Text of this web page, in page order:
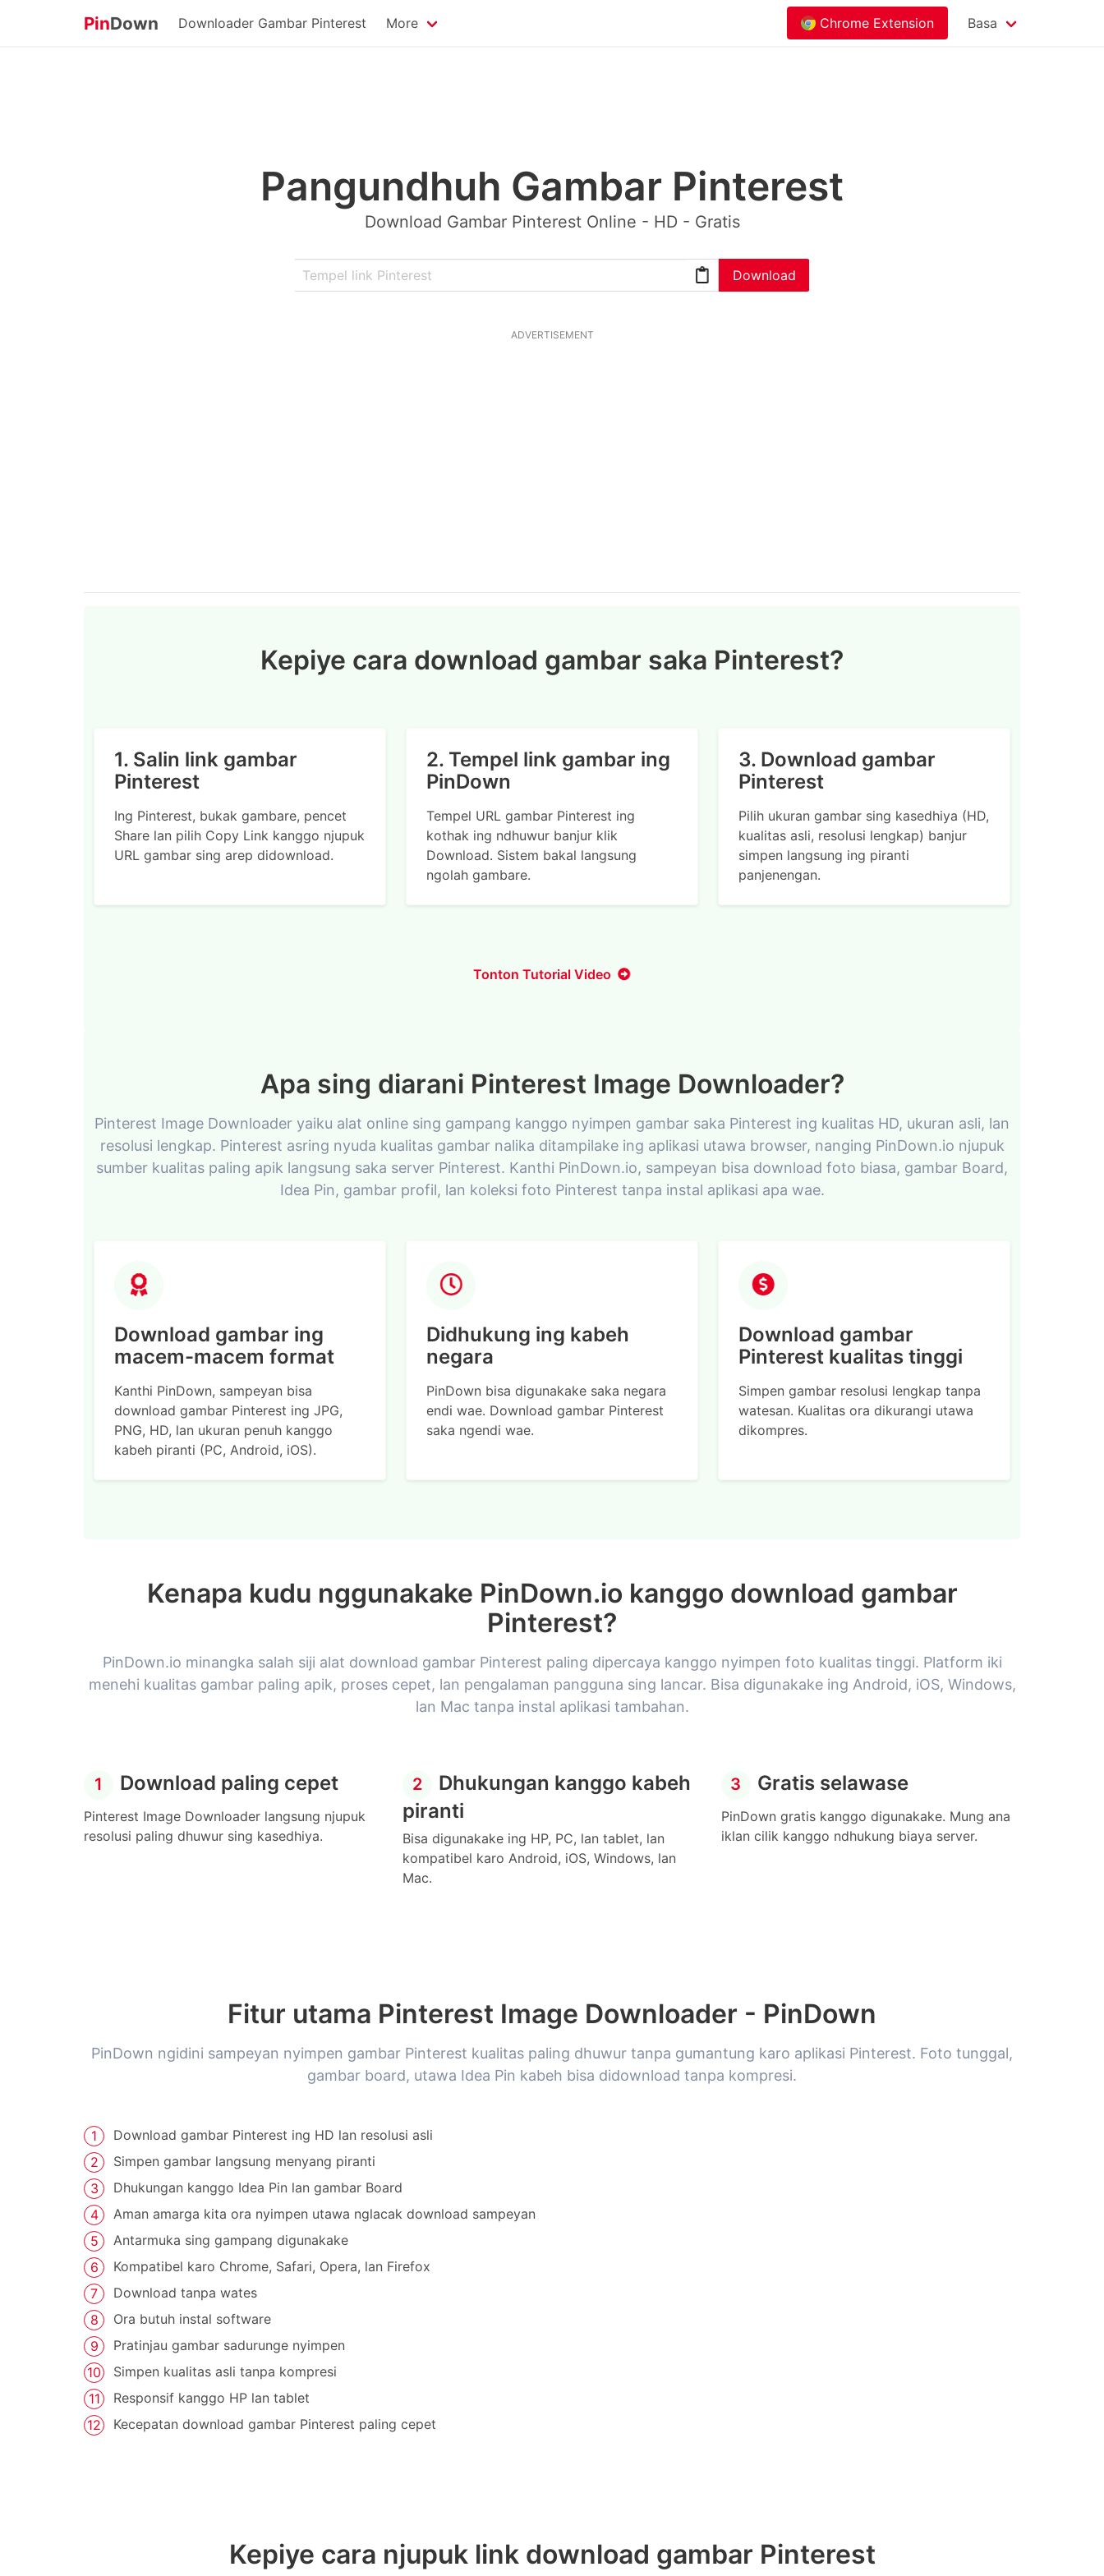
PinDown Downloader Gambar Pinterest More Chrome Extension Basa
Pangundhuh Gambar Pinterest
Download Gambar Pinterest Online - HD - Gratis
Download
ADVERTISEMENT
Kepiye cara download gambar saka Pinterest?
1. Salin link gambar
Pinterest
Ing Pinterest, bukak gambare, pencet
Share lan pilih Copy Link kanggo njupuk
URL gambar sing arep didownload.
2. Tempel link gambar ing
PinDown
Tempel URL gambar Pinterest ing
kothak ing ndhuwur banjur klik
Download. Sistem bakal langsung
ngolah gambare.
3. Download gambar
Pinterest
Pilih ukuran gambar sing kasedhiya (HD,
kualitas asli, resolusi lengkap) banjur
simpen langsung ing piranti
panjenengan.
Tonton Tutorial Video
Apa sing diarani Pinterest Image Downloader?
Pinterest Image Downloader yaiku alat online sing gampang kanggo nyimpen gambar saka Pinterest ing kualitas HD, ukuran asli, lan
resolusi lengkap. Pinterest asring nyuda kualitas gambar nalika ditampilake ing aplikasi utawa browser, nanging PinDown.io njupuk
sumber kualitas paling apik langsung saka server Pinterest. Kanthi PinDown.io, sampeyan bisa download foto biasa, gambar Board,
Idea Pin, gambar profil, lan koleksi foto Pinterest tanpa instal aplikasi apa wae.
Download gambar ing
macem-macem format
Kanthi PinDown, sampeyan bisa
download gambar Pinterest ing JPG,
PNG, HD, lan ukuran penuh kanggo
kabeh piranti (PC, Android, iOS).
Didhukung ing kabeh
negara
PinDown bisa digunakake saka negara
endi wae. Download gambar Pinterest
saka ngendi wae.
Download gambar
Pinterest kualitas tinggi
Simpen gambar resolusi lengkap tanpa
watesan. Kualitas ora dikurangi utawa
dikompres.
Kenapa kudu nggunakake PinDown.io kanggo download gambar
Pinterest?
PinDown.io minangka salah siji alat download gambar Pinterest paling dipercaya kanggo nyimpen foto kualitas tinggi. Platform iki
menehi kualitas gambar paling apik, proses cepet, lan pengalaman pangguna sing lancar. Bisa digunakake ing Android, iOS, Windows,
lan Mac tanpa instal aplikasi tambahan.
1 Download paling cepet
Pinterest Image Downloader langsung njupuk
resolusi paling dhuwur sing kasedhiya.
2
Dhukungan kanggo kabeh
piranti
Bisa digunakake ing HP, PC, lan tablet, lan
kompatibel karo Android, iOS, Windows, lan
Mac.
3 Gratis selawase
PinDown gratis kanggo digunakake. Mung ana
iklan cilik kanggo ndhukung biaya server.
Fitur utama Pinterest Image Downloader - PinDown
PinDown ngidini sampeyan nyimpen gambar Pinterest kualitas paling dhuwur tanpa gumantung karo aplikasi Pinterest. Foto tunggal,
gambar board, utawa Idea Pin kabeh bisa didownload tanpa kompresi.
Download gambar Pinterest ing HD lan resolusi asli
Simpen gambar langsung menyang piranti
Dhukungan kanggo Idea Pin lan gambar Board
Aman amarga kita ora nyimpen utawa nglacak download sampeyan
Antarmuka sing gampang digunakake
Kompatibel karo Chrome, Safari, Opera, lan Firefox
Download tanpa wates
Ora butuh instal software
Pratinjau gambar sadurunge nyimpen
Simpen kualitas asli tanpa kompresi
Responsif kanggo HP lan tablet
Kecepatan download gambar Pinterest paling cepet
Kepiye cara njupuk link download gambar Pinterest